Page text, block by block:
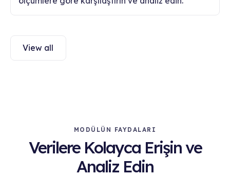
View all
MODÜLÜN FAYDALARI
Verilere Kolayca Erişin ve
Analiz Edin